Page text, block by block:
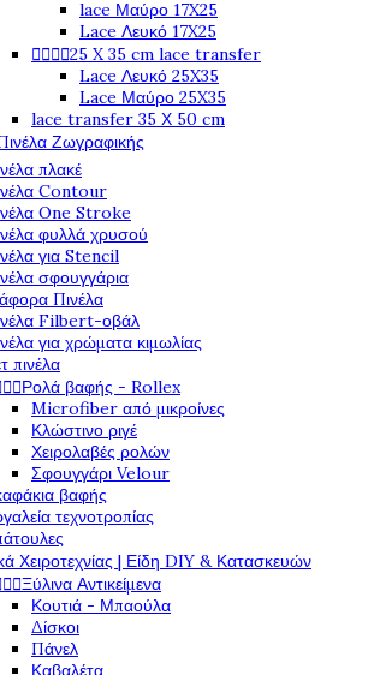
lace Μαύρο 17X25
Lace Λευκό 17X25
25 X 35 cm lace transfer
Lace Λευκό 25X35
Lace Μαύρο 25X35
lace transfer 35 Χ 50 cm
Ζωγραφικής
πλακέ
Contour
One Stroke
φυλλά χρυσού
για Stencil
σφουγγάρια
Πινέλα
Filbert-οβάλ
για χρώματα κιμωλίας
πινέλα
Ρολά βαφής - Rollex
Microfiber από μικροίνες
Κλώστινο ριγέ
Χειρολαβές ρολών
Σφουγγάρι Velour
βαφής
τεχνοτροπίας
Χειροτεχνίας | Είδη DIY & Κατασκευών
Ξύλινα Αντικείμενα
Κουτιά - Μπαούλα
Δίσκοι
Πάνελ
Καβαλέτα